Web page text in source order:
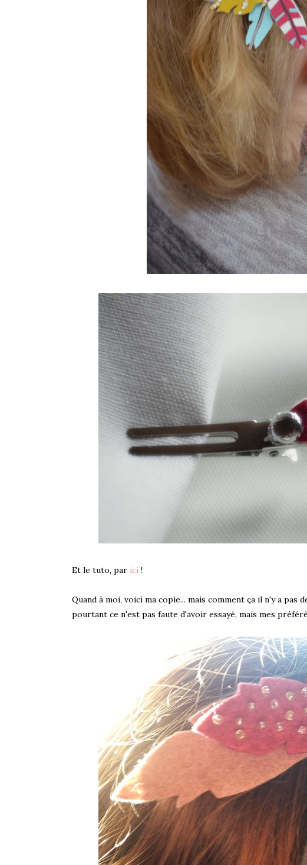
Et le tuto, par ici !
Quand à moi, voici ma copie... mais comment ça il n'y a pas
pourtant ce n'est pas faute d'avoir essayé, mais mes